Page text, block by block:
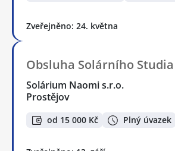
Zveřejněno: 24. května
Obsluha Solárního Studia
Solárium Naomi s.r.o.
Prostějov
od 15 000 Kč Plný úvazek